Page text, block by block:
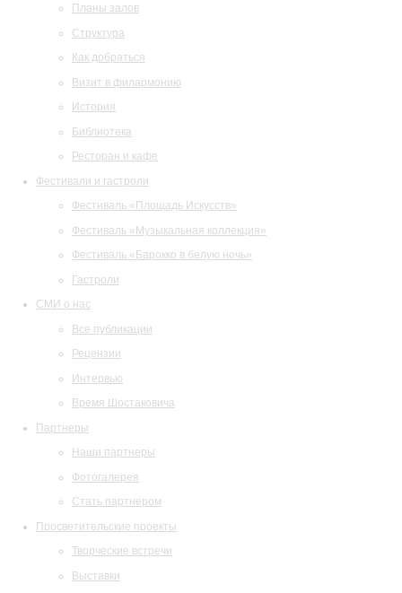
Планы залов
Структура
Как добраться
Визит в филармонию
История
Библиотека
Ресторан и кафе
Фестивали и гастроли
Фестиваль «Площадь Искусств»
Фестиваль «Музыкальная коллекция»
Фестиваль «Барокко в белую ночь»
Гастроли
СМИ о нас
Все публикации
Рецензии
Интервью
Время Шостаковича
Партнеры
Наши партнеры
Фотогалерея
Стать партнером
Просветительские проекты
Творческие встречи
Выставки